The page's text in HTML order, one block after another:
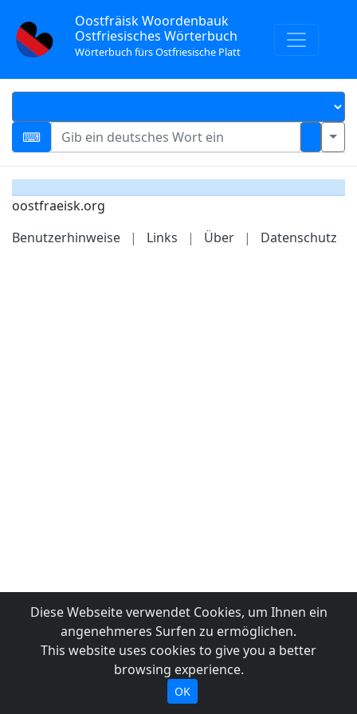
Oostfräisk Woordenbauk
Ostfriesisches Wörterbuch
Wörterbuch fürs Ostfriesische Platt
oostfraeisk.org
Benutzerhinweise
| Links | Über | Datenschutz
Diese Webseite verwendet Cookies, um Ihnen ein
angenehmeres Surfen zu ermöglichen.
This website uses cookies to give you a better
browsing experience.
OK